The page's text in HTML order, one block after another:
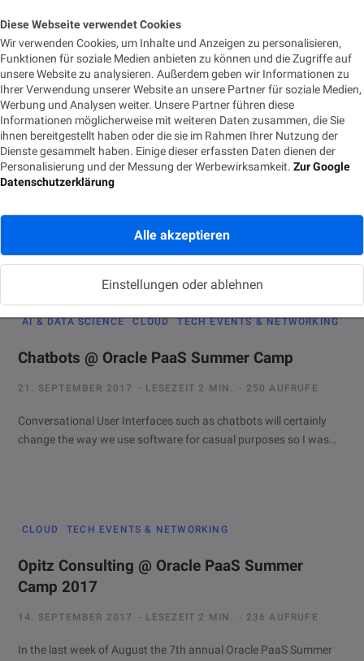
Diese Webseite verwendet Cookies
Wir verwenden Cookies, um Inhalte und Anzeigen zu personalisieren,
Funktionen für soziale Medien anbieten zu können und die Zugriffe auf
unsere Website zu analysieren. Außerdem geben wir Informationen zu
Ihrer Verwendung unserer Website an unsere Partner für soziale Medien,
Werbung und Analysen weiter. Unsere Partner führen diese
Informationen möglicherweise mit weiteren Daten zusammen, die Sie
ihnen bereitgestellt haben oder die sie im Rahmen Ihrer Nutzung der
Dienste gesammelt haben. Einige dieser erfassten Daten dienen der
Personalisierung und der Messung der Werbewirksamkeit. Zur Google
Datenschutzerklärung
Alle akzeptieren
Einstellungen oder ablehnen
CLOUD
Solve digital transformation challenges using
Oracle Cloud
27. SEPTEMBER 2017
Digital transformation is an omnipresent topic today, providing a
lot of challenges as well as chances. Due to that, customers…
AI & DATA SCIENCE CLOUD TECH EVENTS & NETWORKING
Chatbots @ Oracle PaaS Summer Camp
21. SEPTEMBER 2017 LESEZEIT 2 MIN. 250 AUFRUFE
Conversational User Interfaces such as chatbots will certainly
change the way we use software for casual purposes so I was…
CLOUD TECH EVENTS & NETWORKING
Opitz Consulting @ Oracle PaaS Summer
Camp 2017
14. SEPTEMBER 2017 LESEZEIT 2 MIN. 236 AUFRUFE
In the last week of August the 7th annual Oracle PaaS Summer